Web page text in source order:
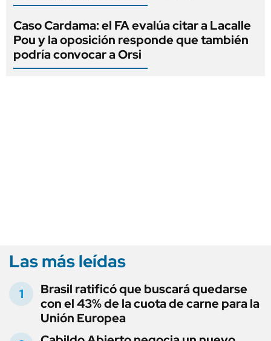
Caso Cardama: el FA evalúa citar a Lacalle
Pou y la oposición responde que también
podría convocar a Orsi
Las más leídas
Brasil ratificó que buscará quedarse
con el 43% de la cuota de carne para la
Unión Europea